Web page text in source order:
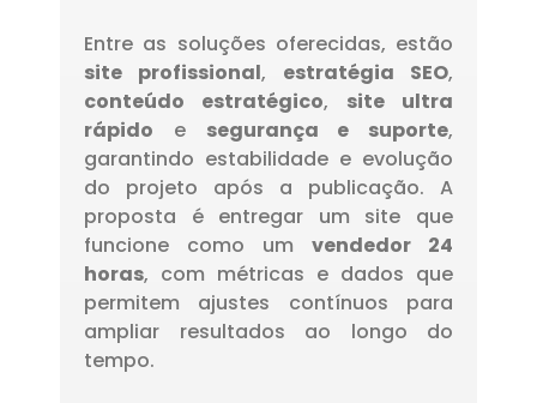
Entre as soluções oferecidas, estão
site profissional, estratégia SEO,
conteúdo estratégico, site ultra
rápido e segurança e suporte,
garantindo estabilidade e evolução
do projeto após a publicação. A
proposta é entregar um site que
funcione como um vendedor 24
horas, com métricas e dados que
permitem ajustes contínuos para
ampliar resultados ao longo do
tempo.